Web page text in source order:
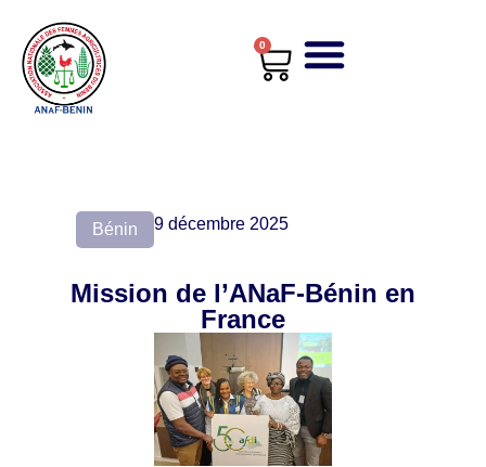
0
Bénin 9 décembre 2025
Mission de l’ANaF-Bénin en
France